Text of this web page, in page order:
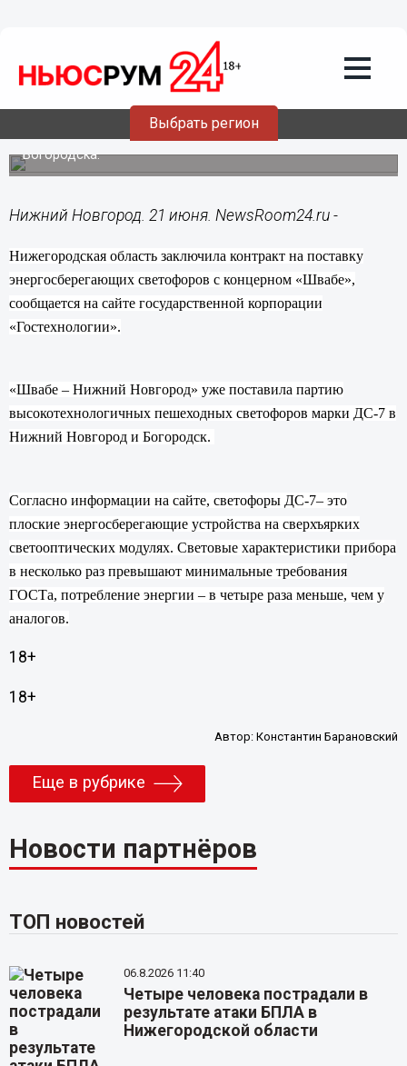
Выбрать регион
21.06.201413:44
Энергосберегающие светофоры
появятся в Нижегородской области
Эксплуатация начнется с Нижнего Новгорода и
Богородска.
Нижний Новгород. 21 июня. NewsRoom24.ru -
Нижегородская область заключила контракт на поставку
энергосберегающих светофоров с концерном «Швабе»,
сообщается на сайте государственной корпорации
«Гостехнологии».
«Швабе – Нижний Новгород» уже поставила партию
высокотехнологичных пешеходных светофоров марки ДС-7 в
Нижний Новгород и Богородск.
Согласно информации на сайте, светофоры ДС-7– это
плоские энергосберегающие устройства на сверхъярких
светооптических модулях. Световые характеристики прибора
в несколько раз превышают минимальные требования
ГОСТа, потребление энергии – в четыре раза меньше, чем у
аналогов.
18+
18+
Автор:Константин Барановский
Еще в рубрике
Новости партнёров
ТОП новостей
06.8.2026 11:40
Четыре человека пострадали в
результате атаки БПЛА в
Нижегородской области